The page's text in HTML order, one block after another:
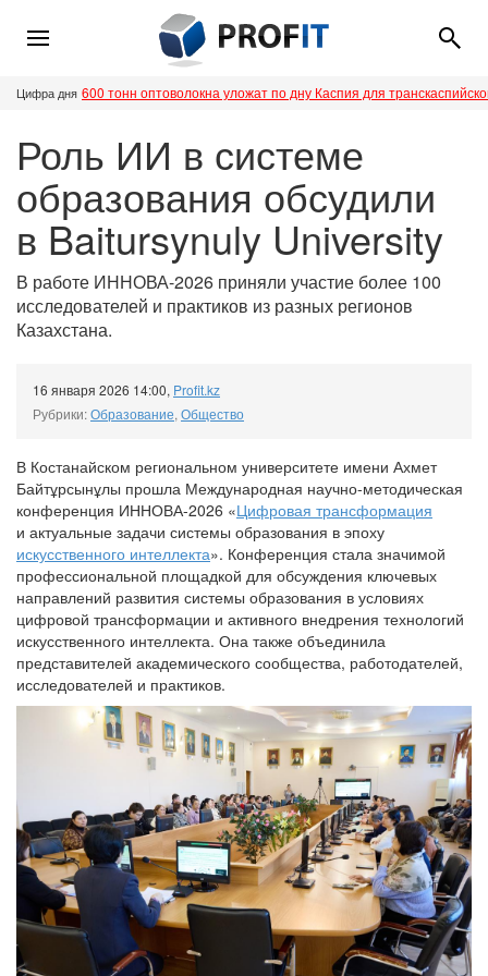
Цифра дня 600 тонн оптоволокна уложат по дну Каспия для
Роль ИИ в системе
образования обсудили
в Baitursynuly University
В работе ИННОВА-2026 приняли участие более 100
исследователей и практиков из разных регионов
Казахстана.
16 января 2026 14:00, Profit.kz
Рубрики:Образование, Общество
В Костанайском региональном университете имени Ахмет
Байтұрсынұлы прошла Международная научно-методическая
конференция ИННОВА-2026 «Цифровая трансформация
и актуальные задачи системы образования в эпоху
искусственного интеллекта». Конференция стала значимой
профессиональной площадкой для обсуждения ключевых
направлений развития системы образования в условиях
цифровой трансформации и активного внедрения технологий
искусственного интеллекта. Она также объединила
представителей академического сообщества, работодателей,
исследователей и практиков.